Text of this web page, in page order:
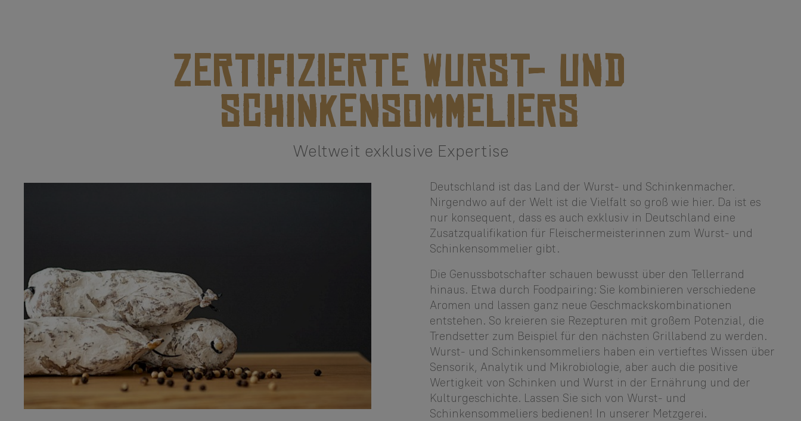
ZERTIFIZIERTE WURST- UND
SCHINKENSOMMELIERS
Weltweit exklusive Expertise
Deutschland ist das Land der Wurst- und Schinkenmacher.
Nirgendwo auf der Welt ist die Vielfalt so groß wie hier. Da ist es
nur konsequent, dass es auch exklusiv in Deutschland eine
Zusatzqualifikation für Fleischermeisterinnen zum Wurst- und
Schinkensommelier gibt.
Die Genussbotschafter schauen bewusst über den Tellerrand
hinaus. Etwa durch Foodpairing: Sie kombinieren verschiedene
Aromen und lassen ganz neue Geschmackskombinationen
entstehen. So kreieren sie Rezepturen mit großem Potenzial, die
Trendsetter zum Beispiel für den nächsten Grillabend zu werden.
Wurst- und Schinkensommeliers haben ein vertieftes Wissen über
Sensorik, Analytik und Mikrobiologie, aber auch die positive
Wertigkeit von Schinken und Wurst in der Ernährung und der
Kulturgeschichte. Lassen Sie sich von Wurst- und
Schinkensommeliers bedienen! In unserer Metzgerei.